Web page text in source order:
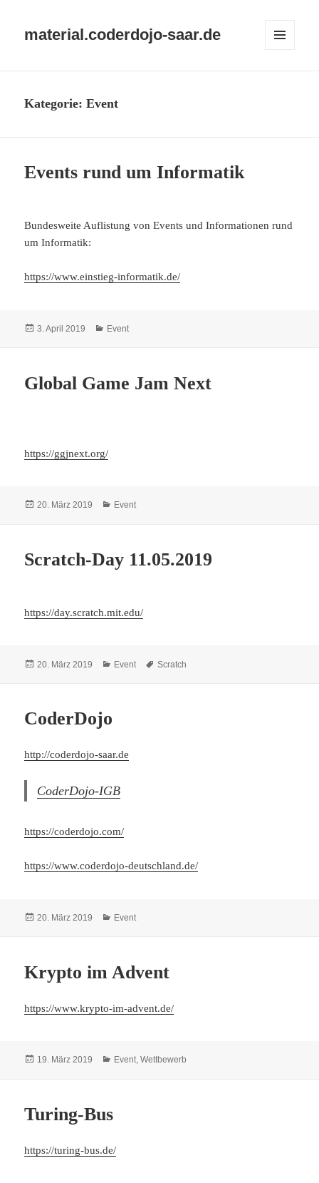
material.coderdojo-saar.de
Kategorie:Event
Events rund um Informatik
Bundesweite Auflistung von Events und Informationen rund
um Informatik:
https://www.einstieg-informatik.de/
Veröffentlicht
3. April 2019 Kategorien
Event
Global Game Jam Next
https://ggjnext.org/
Veröffentlicht
20. März 2019 Kategorien
Event
Scratch-Day 11.05.2019
https://day.scratch.mit.edu/
Veröffentlicht
20. März 2019 Kategorien
Event Schlagwörter
Scratch
CoderDojo
http://coderdojo-saar.de
CoderDojo-IGB
https://coderdojo.com/
https://www.coderdojo-deutschland.de/
Veröffentlicht
20. März 2019 Kategorien
Event
Krypto im Advent
https://www.krypto-im-advent.de/
Veröffentlicht
19. März 2019 Kategorien
Event,Wettbewerb
Turing-Bus
https://turing-bus.de/